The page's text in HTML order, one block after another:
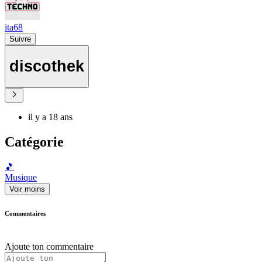
ita68
Suivre
discothek
il y a 18 ans
Catégorie
🎵
Musique
Voir moins
Commentaires
Ajoute ton commentaire